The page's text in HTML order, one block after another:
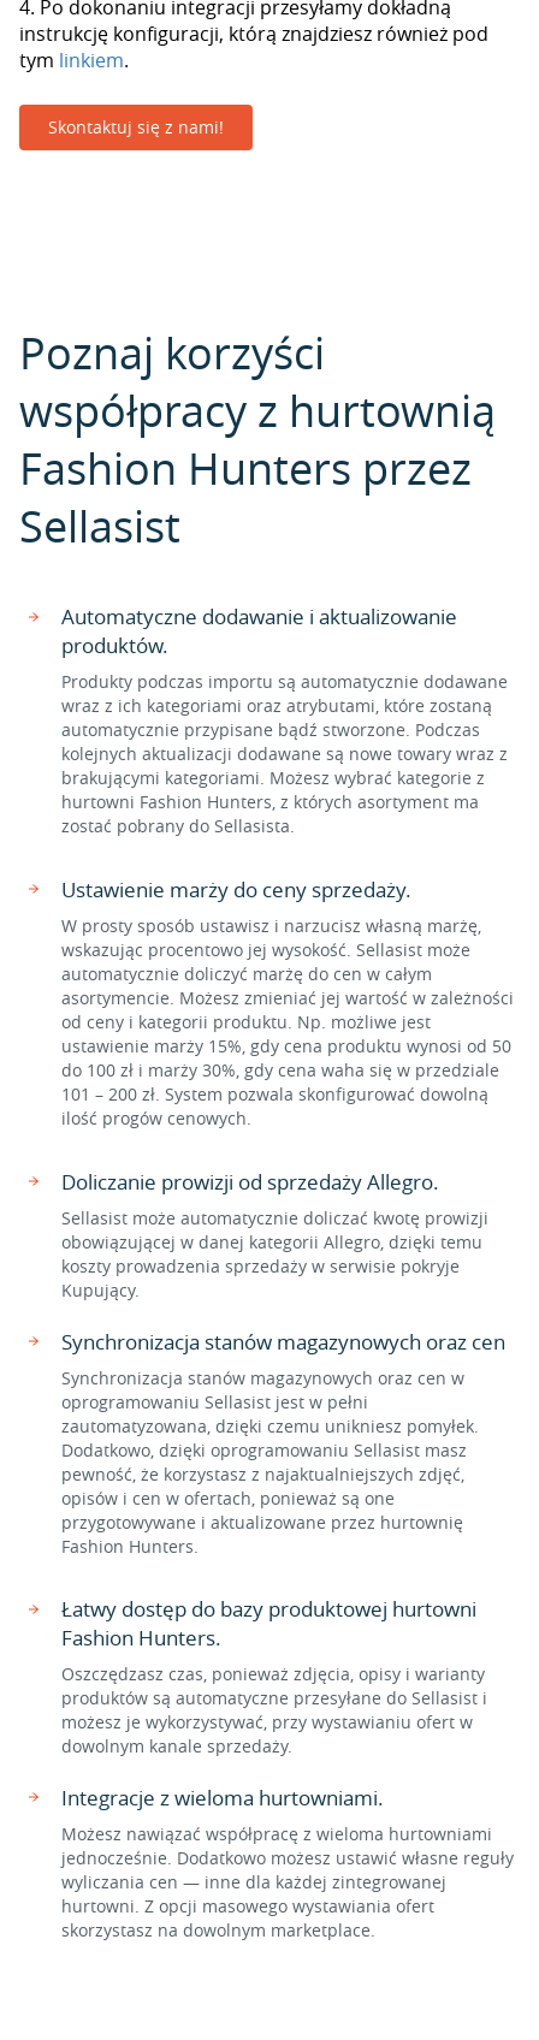
4. Po dokonaniu integracji przesyłamy dokładną
instrukcję konfiguracji, którą znajdziesz również pod
tym linkiem.
Skontaktuj się z nami!
Poznaj korzyści
współpracy z hurtownią
Fashion Hunters przez
Sellasist
Automatyczne dodawanie i aktualizowanie
produktów.
Produkty podczas importu są automatycznie dodawane
wraz z ich kategoriami oraz atrybutami, które zostaną
automatycznie przypisane bądź stworzone. Podczas
kolejnych aktualizacji dodawane są nowe towary wraz z
brakującymi kategoriami. Możesz wybrać kategorie z
hurtowni Fashion Hunters, z których asortyment ma
zostać pobrany do Sellasista.
Ustawienie marży do ceny sprzedaży.
W prosty sposób ustawisz i narzucisz własną marżę,
wskazując procentowo jej wysokość. Sellasist może
automatycznie doliczyć marżę do cen w całym
asortymencie. Możesz zmieniać jej wartość w zależności
od ceny i kategorii produktu. Np. możliwe jest
ustawienie marży 15%, gdy cena produktu wynosi od 50
do 100 zł i marży 30%, gdy cena waha się w przedziale
101 – 200 zł. System pozwala skonfigurować dowolną
ilość progów cenowych.
Doliczanie prowizji od sprzedaży Allegro.
Sellasist może automatycznie doliczać kwotę prowizji
obowiązującej w danej kategorii Allegro, dzięki temu
koszty prowadzenia sprzedaży w serwisie pokryje
Kupujący.
Synchronizacja stanów magazynowych oraz cen
Synchronizacja stanów magazynowych oraz cen w
oprogramowaniu Sellasist jest w pełni
zautomatyzowana, dzięki czemu unikniesz pomyłek.
Dodatkowo, dzięki oprogramowaniu Sellasist masz
pewność, że korzystasz z najaktualniejszych zdjęć,
opisów i cen w ofertach, ponieważ są one
przygotowywane i aktualizowane przez hurtownię
Fashion Hunters.
Łatwy dostęp do bazy produktowej hurtowni
Fashion Hunters.
Oszczędzasz czas, ponieważ zdjęcia, opisy i warianty
produktów są automatyczne przesyłane do Sellasist i
możesz je wykorzystywać, przy wystawianiu ofert w
dowolnym kanale sprzedaży.
Integracje z wieloma hurtowniami.
Możesz nawiązać współpracę z wieloma hurtowniami
jednocześnie. Dodatkowo możesz ustawić własne reguły
wyliczania cen — inne dla każdej zintegrowanej
hurtowni. Z opcji masowego wystawiania ofert
skorzystasz na dowolnym marketplace.